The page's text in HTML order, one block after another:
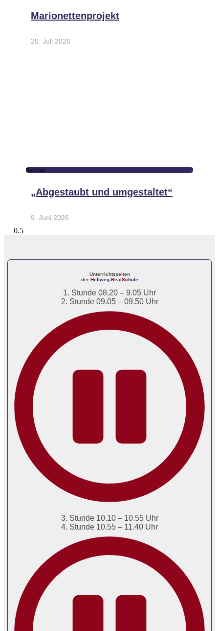
Marionettenprojekt
20. Juli 2026
Berichte
„Abgestaubt und umgestaltet“
9. Juni 2026
Unterrichtszeiten
der Hellweg-RealSchule
1. Stunde 08.20 – 9.05 Uhr
2. Stunde 09.05 – 09.50 Uhr
3. Stunde 10.10 – 10.55 Uhr
4. Stunde 10.55 – 11.40 Uhr